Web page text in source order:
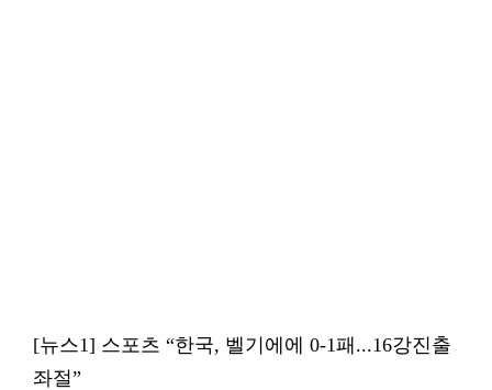
[뉴스1] 스포츠 “한국, 벨기에에 0-1패...16강진출
좌절”